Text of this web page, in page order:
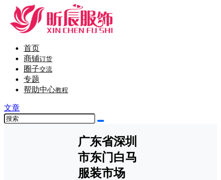
首页
商铺订货
圈子交流
专题
帮助中心教程
文章
广东省深圳
市东门白马
服装市场